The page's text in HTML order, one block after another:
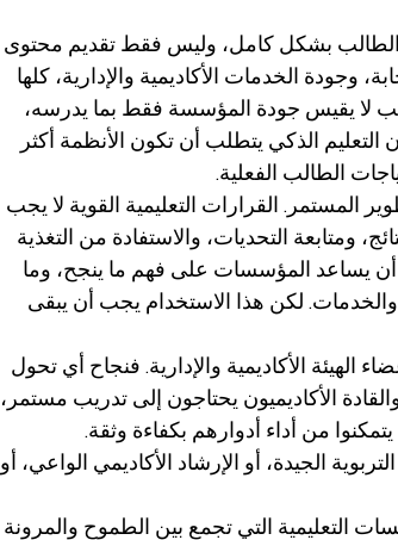
الطالب بشكل كامل، وليس فقط تقديم محتوى
وجودة الخدمات الأكاديمية والإدارية، كلها
لا يقيس جودة المؤسسة فقط بما يدرسه،
الذكي يتطلب أن تكون الأنظمة أكثر
الطالب الفعلية.
المستمر. القرارات التعليمية القوية لا يجب
ومتابعة التحديات، والاستفادة من التغذية
يساعد المؤسسات على فهم ما ينجح، وما
لكن هذا الاستخدام يجب أن يبقى
الأكاديمية والإدارية. فنجاح أي تحول
الأكاديميون يحتاجون إلى تدريب مستمر،
من أداء أدوارهم بكفاءة وثقة.
الجيدة، أو الإرشاد الأكاديمي الواعي، أو
التعليمية التي تجمع بين الطموح والمرونة